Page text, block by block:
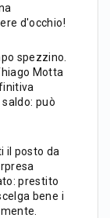
d'occhio!
spezzino.
Motta
può
il posto da
prestito
bene i